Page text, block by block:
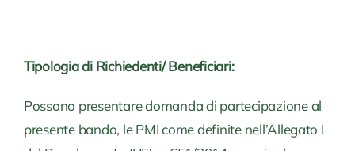
Tipologia di Richiedenti/ Beneficiari:
Possono presentare domanda di partecipazione al
presente bando, le PMI come definite nell’Allegato I